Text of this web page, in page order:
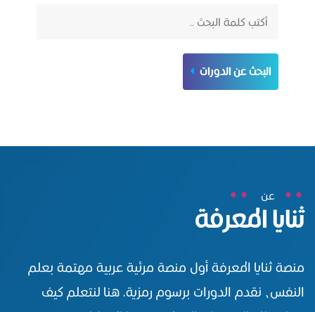
البحث عن الدورات
عن
ثنايا المعرفة
منصة ثنايا المعرفة أول منصة مرئية عربية مهتمة بعلم
النفس، نقدم الدورات برسوم رمزية. هنا لنتعلم كيف